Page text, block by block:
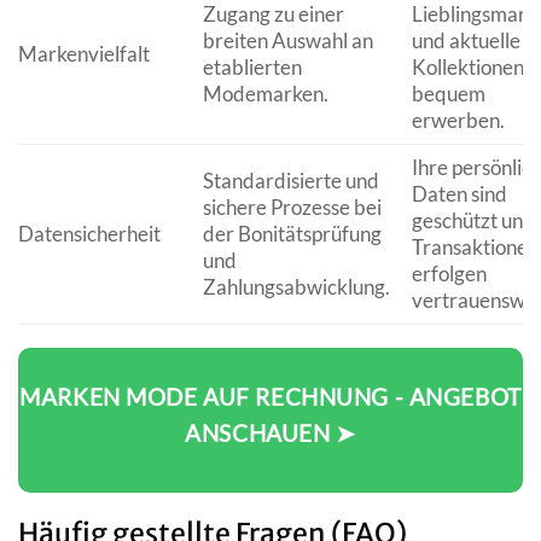
Markenvielfalt
Zugang zu einer
breiten Auswahl an
etablierten
Modemarken.
und aktuelle
Kollektionen
bequem
erwerben.
Datensicherheit
Standardisierte und
sichere Prozesse bei
der Bonitätsprüfung
und
Zahlungsabwicklung.
Ihre
Daten sind
geschützt und
Transaktionen
erfolgen
MARKEN MODE AUF RECHNUNG - ANGEBOT
ANSCHAUEN ➤
Häufig gestellte Fragen (FAQ)